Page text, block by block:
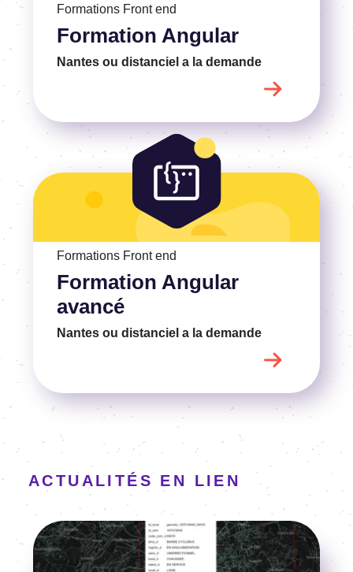
Formations Front end
Formation Angular
Nantes ou distanciel a la demande
Voir la Formation Angular
Formations Front end
Formation Angular
avancé
Nantes ou distanciel a la demande
Voir la Formation Angular avancé
ACTUALITÉS EN LIEN
Voir l'article
Image